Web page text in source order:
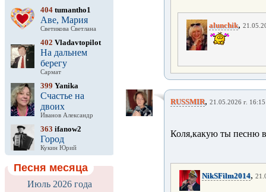
404 tumantho1
Аве, Мария
Светикова Светлана
402 Vladavtopilot
На дальнем
берегу
Сармат
399 Yanika
Счастье на
двоих
Иванов Александр
363 ifanow2
Город
Кукин Юрий
Песня месяца
Июль 2026 года
alunchik,
RUSSMIR, 21.05.2026 г. 16:15
Коля,какую ты песню
NikSFilm2014,